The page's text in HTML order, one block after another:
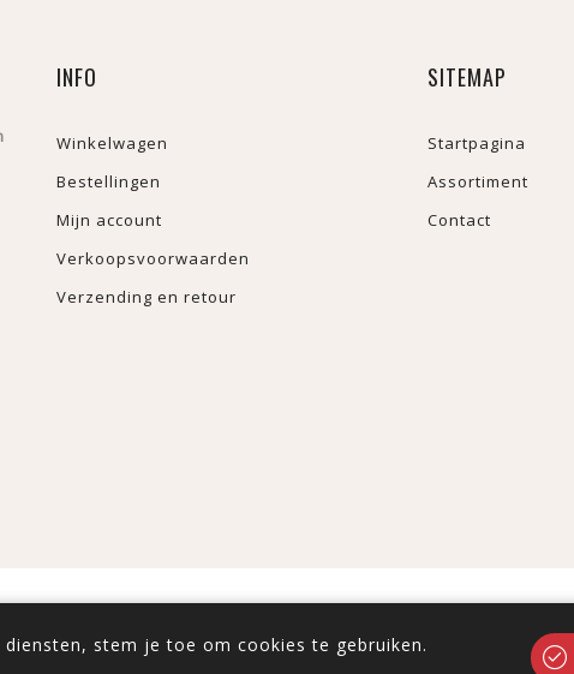
INFO
Winkelwagen
Bestellingen
Mijn account
Verkoopsvoorwaarden
Verzending en retour
SITEMAP
Startpagina
Assortiment
Contact
stem je toe om cookies te gebruiken.